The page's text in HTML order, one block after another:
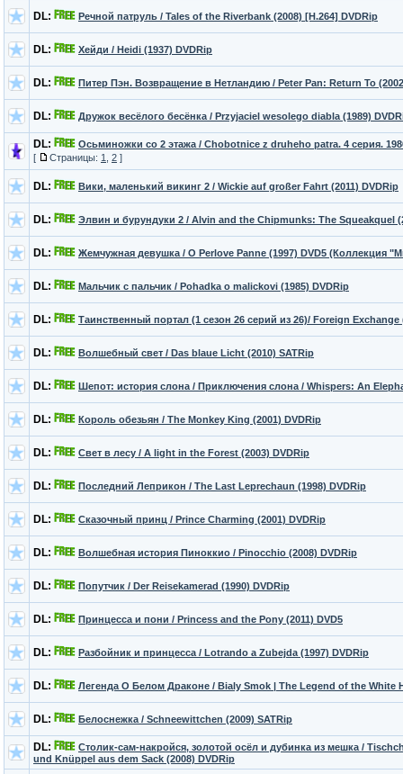
DL: Речной патруль / Tales of the Riverbank (2008) [H.264] DVDRip
DL: Хейди / Heidi (1937) DVDRip
DL: Питер Пэн. Возвращение в Нетландию / Peter Pan: Return To
DL: Дружок весёлого бесёнка / Przyjaciel wesolego diabla (1989)
DL:
Осьминожки со 2 этажа / Chobotnice z druheho patra. 4 серия.
[
Страницы: 1 2 ]
DL: Вики, маленький викинг 2 / Wickie auf großer Fahrt (2011) DVDRip
DL: Элвин и бурундуки 2 / Alvin and the Chipmunks: The Squeakquel
DL: Жемчужная девушка / O Perlove Panne (1997) DVD5 (Коллекция
DL: Мальчик с пальчик / Pohadka o malickovi (1985) DVDRip
DL: Таинственный портал (1 сезон 26 серий из 26)/ Foreign Exchange
DL: Волшебный свет / Das blaue Licht (2010) SATRip
DL: Шепот: история слона / Приключения слона / Whispers: An
DL: Король обезьян / The Monkey King (2001) DVDRip
DL: Свет в лесу / A light in the Forest (2003) DVDRip
DL: Последний Леприкон / The Last Leprechaun (1998) DVDRip
DL: Сказочный принц / Prince Charming (2001) DVDRip
DL: Волшебная история Пиноккио / Pinocchio (2008) DVDRip
DL: Попутчик / Der Reisekamerad (1990) DVDRip
DL: Принцесса и пони / Princess and the Pony (2011) DVD5
DL: Разбойник и принцесса / Lotrando a Zubejda (1997) DVDRip
DL: Легенда О Белом Драконе / Bialy Smok | The Legend of the White
DL: Белоснежка / Schneewittchen (2009) SATRip
DL:
Столик-сам-накройся, золотой осёл и дубинка из мешка /
und Knüppel aus dem Sack (2008) DVDRip